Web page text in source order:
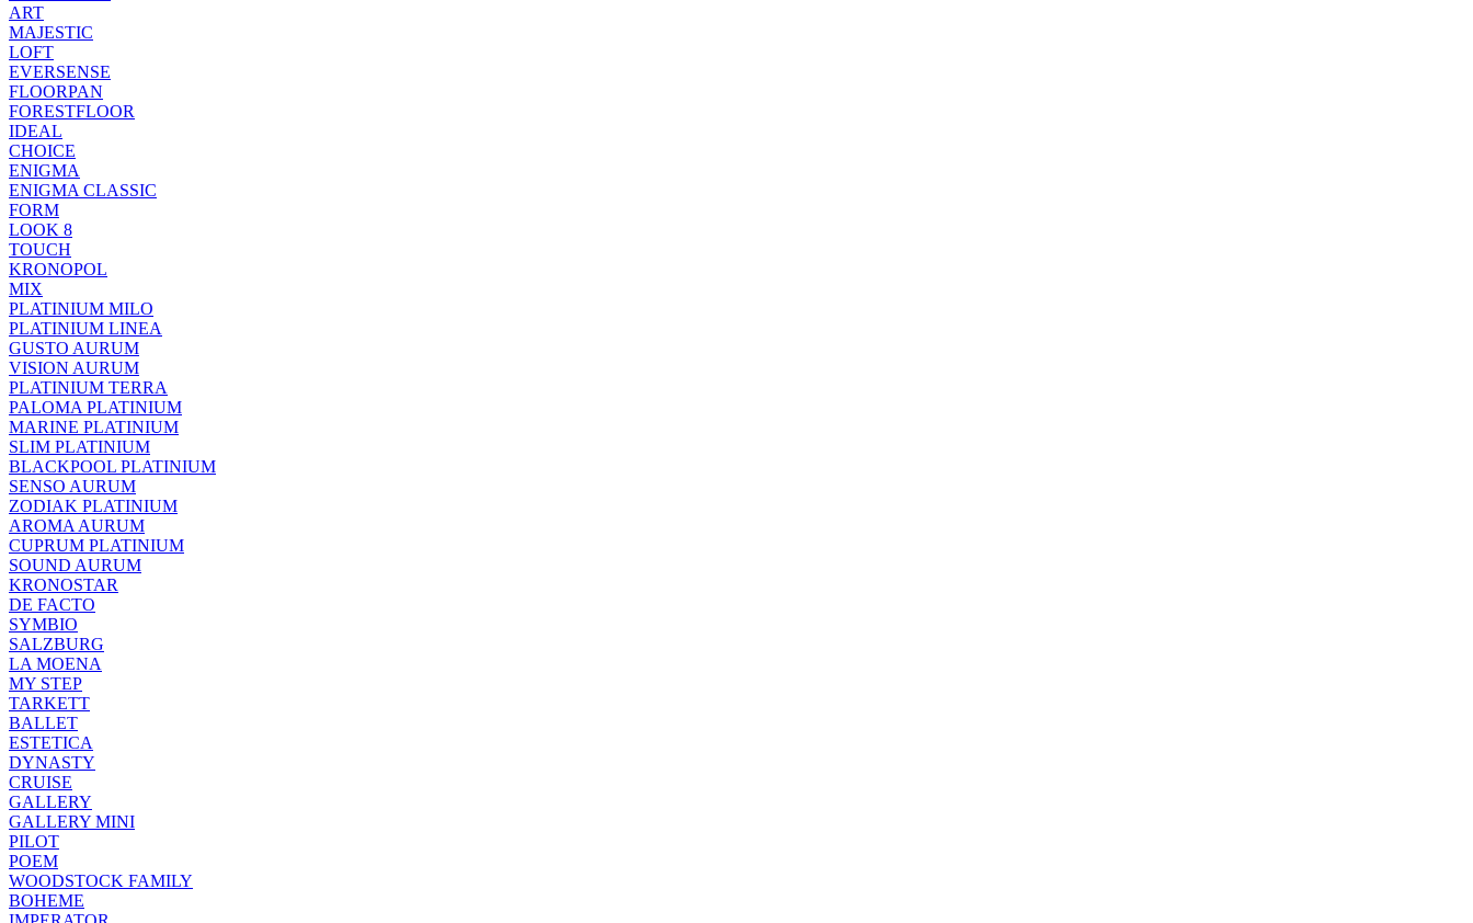
ART
MAJESTIC
LOFT
EVERSENSE
FLOORPAN
FORESTFLOOR
IDEAL
CHOICE
ENIGMA
ENIGMA CLASSIC
FORM
LOOK 8
TOUCH
KRONOPOL
MIX
PLATINIUM MILO
PLATINIUM LINEA
GUSTO AURUM
VISION AURUM
PLATINIUM TERRA
PALOMA PLATINIUM
MARINE PLATINIUM
SLIM PLATINIUM
BLACKPOOL PLATINIUM
SENSO AURUM
ZODIAK PLATINIUM
AROMA AURUM
CUPRUM PLATINIUM
SOUND AURUM
KRONOSTAR
DE FACTO
SYMBIO
SALZBURG
LA MOENA
MY STEP
TARKETT
BALLET
ESTETICA
DYNASTY
CRUISE
GALLERY
GALLERY MINI
PILOT
POEM
WOODSTOCK FAMILY
BOHEME